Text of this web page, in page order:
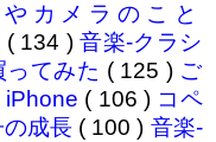
カメラのこと
( 134 )音楽-クラシ
ってみた ( 125 ) ご
iPhone ( 106 ) コペ
成長 ( 100 ) 音楽-